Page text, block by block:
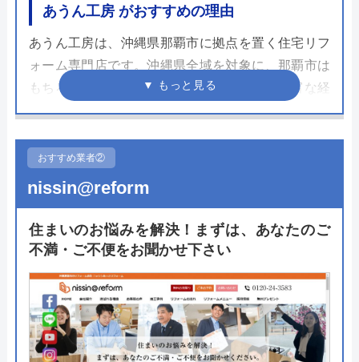
あうん工房 がおすすめの理由
あうん工房は、沖縄県那覇市に拠点を置く住宅リフ
ォーム専門店です。沖縄県全域を対象に、那覇市は
もちろん、離島への出張施工も可能です。豊富な経
験と確かな技術力で、沖縄でのリフォームや那覇で
ています。商品はメーカー保証に準じて保証があり
ます。万が一、工事内容によって不具合が生じた場
合は、速やかに対応してくれるので安心です。沖縄
問い合わせてみると良いでしょう。
公式サイトで
料金詳細を見る
おすすめ業者②
nissin@reform
住まいのお悩みを解決！まずは、あなたのご
不満・ご不便をお聞かせ下さい